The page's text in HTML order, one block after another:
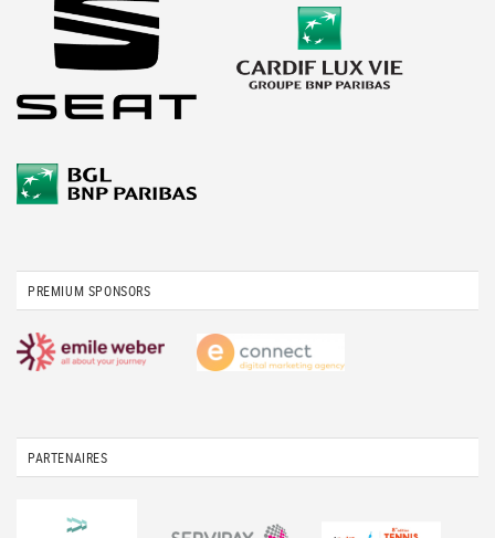
PREMIUM SPONSORS
PARTENAIRES